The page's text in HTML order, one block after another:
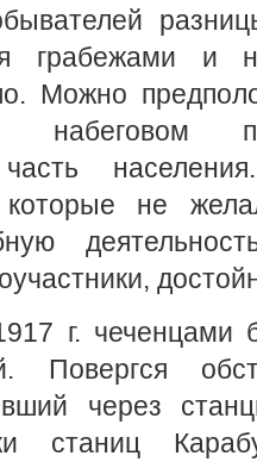
грабежами и
Можно
набеговом
часть
которые не
г. чеченцами
Повергся
через
станиц